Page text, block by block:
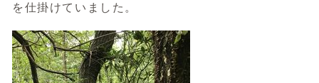
を仕掛けていました。